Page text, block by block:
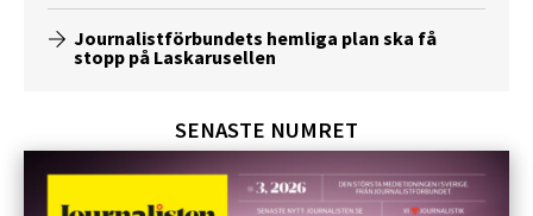
Journalistförbundets hemliga plan ska få
stopp på Laskarusellen
SENASTE NUMRET